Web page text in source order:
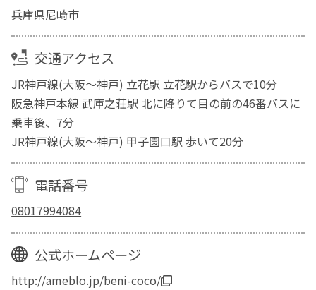
兵庫県尼崎市
交通アクセス
JR神戸線(大阪～神戸) 立花駅 立花駅からバスで10分
阪急神戸本線 武庫之荘駅 北に降りて目の前の46番バスに
乗車後、7分
JR神戸線(大阪～神戸) 甲子園口駅 歩いて20分
電話番号
08017994084
公式ホームページ
http://ameblo.jp/beni-coco/